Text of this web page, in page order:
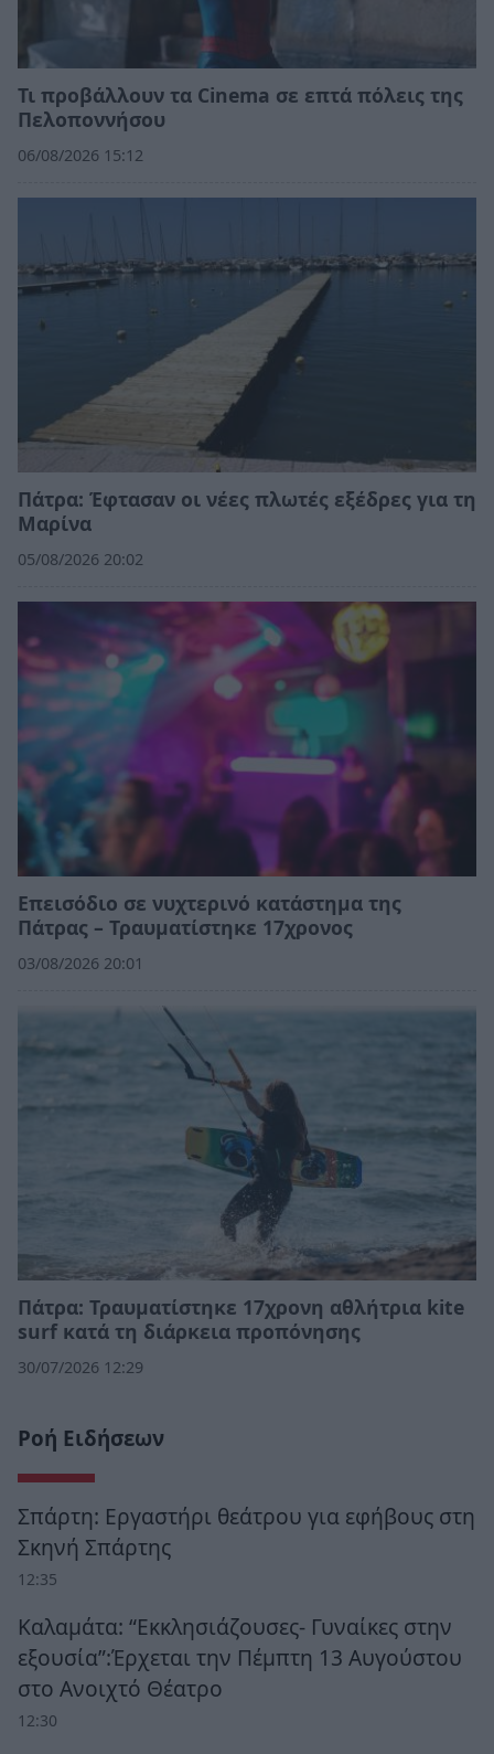
Τι προβάλλουν τα Cinema σε επτά πόλεις της
Πελοποννήσου
06/08/2026 15:12
Πάτρα: Έφτασαν οι νέες πλωτές εξέδρες για τη
Μαρίνα
05/08/2026 20:02
Επεισόδιο σε νυχτερινό κατάστημα της
Πάτρας – Τραυματίστηκε 17χρονος
03/08/2026 20:01
Πάτρα: Τραυματίστηκε 17χρονη αθλήτρια kite
surf κατά τη διάρκεια προπόνησης
30/07/2026 12:29
Ροή Ειδήσεων
Σπάρτη: Εργαστήρι θεάτρου για εφήβους στη
Σκηνή Σπάρτης
12:35
Καλαμάτα: “Εκκλησιάζουσες- Γυναίκες στην
εξουσία”:Έρχεται την Πέμπτη 13 Αυγούστου
στο Ανοιχτό Θέατρο
12:30